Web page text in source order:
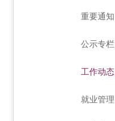
重要通知
公示专栏
工作动态
就业管理